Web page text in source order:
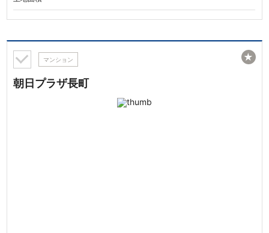
マンション
朝日プラザ長町
★